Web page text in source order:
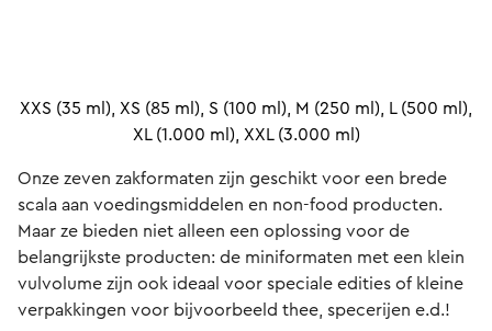
XXS (35 ml), XS (85 ml), S (100 ml), M (250 ml), L (500 ml),
XL (1.000 ml), XXL (3.000 ml)
Onze zeven zakformaten zijn geschikt voor een brede
scala aan voedingsmiddelen en non-food producten.
Maar ze bieden niet alleen een oplossing voor de
belangrijkste producten: de miniformaten met een klein
vulvolume zijn ook ideaal voor speciale edities of kleine
verpakkingen voor bijvoorbeeld thee, specerijen e.d.!